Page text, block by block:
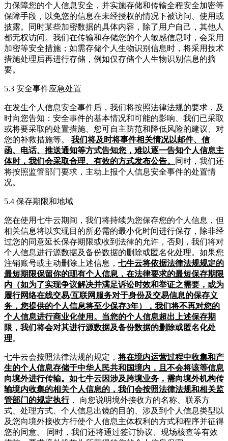
力保障您的个人信息安全，并实施存储和传输全程安全加密等
保障手段，以免您的信息在未经授权的情况下被访问、使用或
披露。同时某些加密数据的具体内容，除了用户自己，其他人
都无权访问。我们在传输和存储您的个人敏感信息时，会采用
加密等安全措施；如需存储个人生物识别信息时，将采用技术
措施处理后再进行存储，例如仅存储个人生物识别信息的摘
要。
5.3 安全事件应急处置
在发生个人信息安全事件后，我们将按照法律法规的要求，及
时向您告知：安全事件的基本情况和可能的影响、我们已采取
或将要采取的处置措施、您可自主防范和降低风险的建议、对
您的补救措施等。 我们将及时将事件相关情况以邮件、信
函、电话、推送通知等方式告知您，难以逐一告知个人信息主
体时，我们会采取合理、有效的方式发布公告。
同时，我们还
将按照监管部门要求，主动上报个人信息安全事件的处置情
况。
5.4 保存期限和地域
您在使用七牛云期间，我们将持续为您保存您的个人信息，但
相关信息将以实现目的所必需的最小化时间进行保存，除非经
过您的同意延长保存期限或收到法律的允许，否则，我们将对
个人信息进行源数据及备份数据的删除或匿名化处理。如果您
注销账号或主动删除上述信息， 七牛云将依据法律法规规定的
最短期限保留你的现有个人信息，在法律要求的最短保存期限
内（如为了实现争议解决并满足诉讼时效和举证之需要，或为
履行网络在线交易/互联网服务对于身份及交易信息的保存义
务，您提供的个人信息将至少保存3年），我们将不再对您的
个人信息进行商业化使用。当您的个人信息超出上述保存期
限，我们将会对其进行源数据及备份数据的删除或匿名化处
理。
七牛云会按照法律法规的规定，将在境内运营过程中收集和产
生的个人信息存储于中华人民共和国境内，且不会将该等信息
向境外进行传输。如七牛云因涉及跨境业务，需向境外机构传
输境内收集的相关个人信息的，我们会按照法律法规和相关监
管部门的规定执行， 向您说明境外接收方的名称、联系方
式、处理方式、个人信息出镜的目的、涉及到个人信息类型以
及您向境外接收方行使个人信息主体权利的方式和程序并征得
您的同意。 同时，我们还将通过签订协议、现场核查等有效